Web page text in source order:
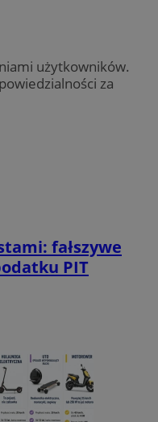
użytkowników.
za
fałszywe
PIT